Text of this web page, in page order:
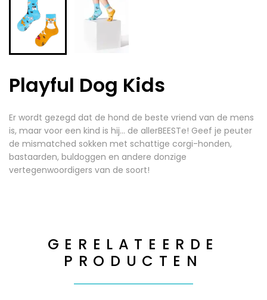
Playful Dog Kids
Er wordt gezegd dat de hond de beste vriend van de mens
is, maar voor een kind is hij… de allerBEESTe! Geef je peuter
de mismatched sokken met schattige corgi-honden,
bastaarden, buldoggen en andere donzige
vertegenwoordigers van de soort!
GERELATEERDE
PRODUCTEN